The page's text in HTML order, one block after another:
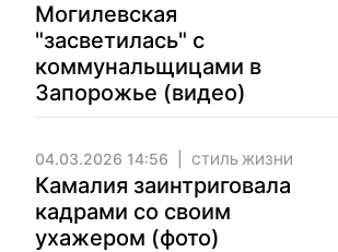
Могилевская
"засветилась" с
коммунальщицами в
Запорожье (видео)
04.03.2026 14:56 СТИЛЬ ЖИЗНИ
Камалия заинтриговала
кадрами со своим
ухажером (фото)